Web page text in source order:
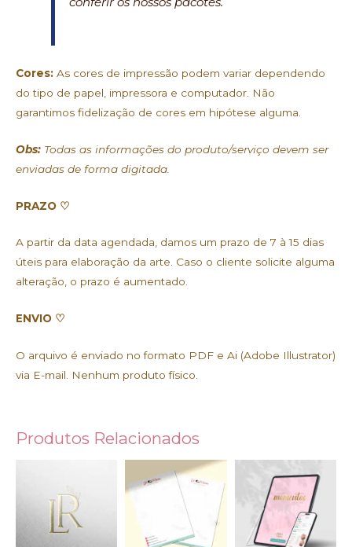
Cores: As cores de impressão podem variar dependendo
do tipo de papel, impressora e computador. Não
garantimos fidelização de cores em hipótese alguma.
Obs: Todas as informações do produto/serviço devem ser
enviadas de forma digitada.
PRAZO ♡
A partir da data agendada, damos um prazo de 7 à 15 dias
úteis para elaboração da arte. Caso o cliente solicite alguma
alteração, o prazo é aumentado.
ENVIO ♡
O arquivo é enviado no formato PDF e Ai (Adobe Illustrator)
via E-mail. Nenhum produto físico.
Produtos Relacionados